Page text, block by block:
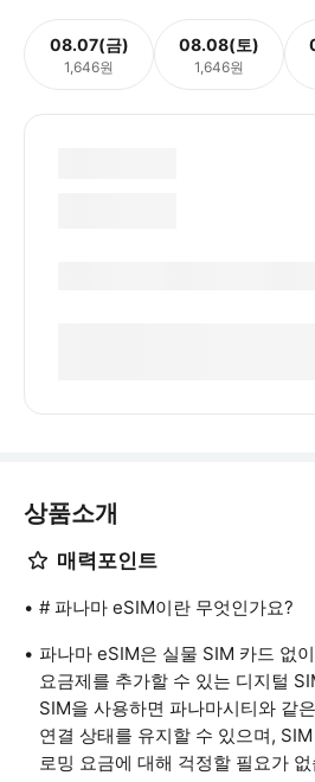
08.07(금)
1,646원
08.08(토)
1,646원
상품소개
매력포인트
# 파나마 eSIM이란 무엇인가요?
파나마 eSIM은 실물 SIM 카드 없
요금제를 추가할 수 있는 디지털
SIM을 사용하면 파나마시티와 같
연결 상태를 유지할 수 있으며,
로밍 요금에 대해 걱정할 필요가